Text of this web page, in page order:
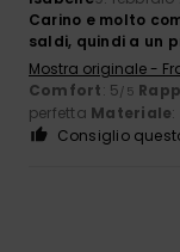
Carino e molto
saldi, quindi a un
Mostra originale -
Comfort: 5/5
perfetta Materiale:
Consiglio